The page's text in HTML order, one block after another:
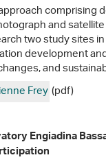
comprising
and
two study sites
development
and
Frey(pdf)
Engiadina